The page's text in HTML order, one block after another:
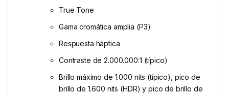
True Tone
Gama cromática amplia (P3)
Respuesta háptica
Contraste de 2.000.000:1 (típico)
Brillo máximo de 1.000 nits (típico), pico de
brillo de 1.600 nits (HDR) y pico de brillo de